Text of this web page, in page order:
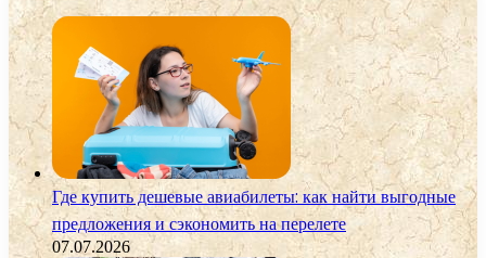
Где купить дешевые авиабилеты: как найти выгодные
предложения и сэкономить на перелете
07.07.2026